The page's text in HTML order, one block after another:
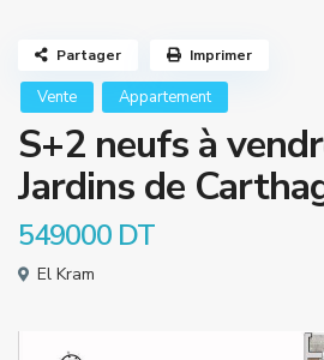
Vente Appartement
S+2 neufs à
Jardins de
549000 DT
El Kram
Partager Imprimer